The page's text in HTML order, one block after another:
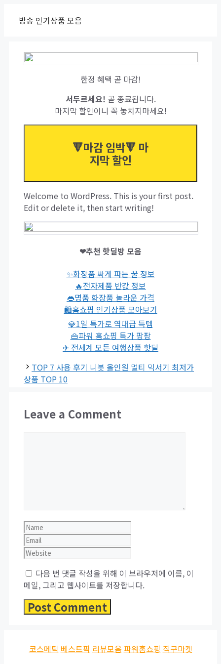
방송 인기상품 모음
한정 혜택 곧 마감!
서두르세요! 곧 종료됩니다.
마지막 할인이니 꼭 놓치지마세요!
🔻마감 임박🔻 마
지막 할인
Welcome to WordPress. This is your first post.
Edit or delete it, then start writing!
❤추천 핫딜방 모음
✨화장품 싸게 파는 꿀 정보
🔥전자제품 반값 정보
👄명품 화장품 놀라운 가격
🛍홈쇼핑 인기상품 모아보기
💎1일 특가로 역대급 득템
👜파워 홈쇼핑 특가 팡팡
✈ 전세계 모든 여행상품 핫딜
TOP 7 사용 후기 니봇 올인원 멀티 믹서기 최저가
상품 TOP 10
Leave a Comment
Name
다음 번 댓글 작성을 위해 이 브라우저에 이름, 이
메일, 그리고 웹사이트를 저장합니다.
코스메틱 베스트픽 리뷰모음 파워홈쇼핑 직구마켓